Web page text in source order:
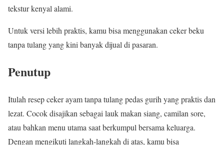
tekstur kenyal alami.
Untuk versi lebih praktis, kamu bisa menggunakan ceker beku
tanpa tulang yang kini banyak dijual di pasaran.
Penutup
Itulah resep ceker ayam tanpa tulang pedas gurih yang praktis dan
lezat. Cocok disajikan sebagai lauk makan siang, camilan sore,
atau bahkan menu utama saat berkumpul bersama keluarga.
Dengan mengikuti langkah-langkah di atas, kamu bisa